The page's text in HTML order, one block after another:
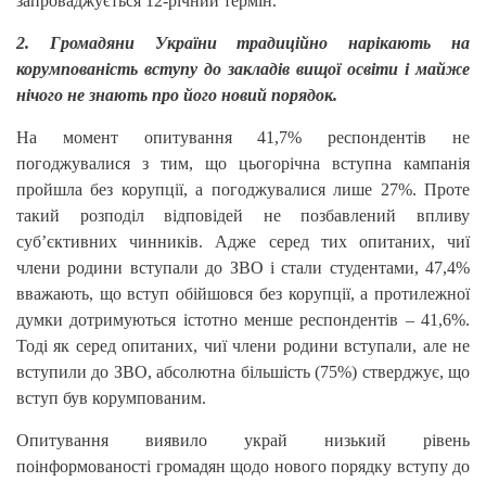
2. Громадяни України традиційно нарікають на
корумпованість вступу до закладів вищої освіти і майже
нічого не знають про його новий порядок.
На момент опитування 41,7% респондентів не
погоджувалися з тим, що цьогорічна вступна кампанія
пройшла без корупції, а погоджувалися лише 27%. Проте
такий розподіл відповідей не позбавлений впливу
суб’єктивних чинників. Адже серед тих опитаних, чиї
члени родини вступали до ЗВО і стали студентами, 47,4%
вважають, що вступ обійшовся без корупції, а протилежної
думки дотримуються істотно менше респондентів – 41,6%.
Тоді як серед опитаних, чиї члени родини вступали, але не
вступили до ЗВО, абсолютна більшість (75%) стверджує, що
вступ був корумпованим.
Опитування виявило украй низький рівень
поінформованості громадян щодо нового порядку вступу до